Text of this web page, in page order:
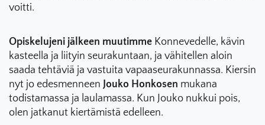
voitti.
Opiskelujeni jälkeen muutimme Konnevedelle, kävin
kasteella ja liityin seurakuntaan, ja vähitellen aloin
saada tehtäviä ja vastuita vapaaseurakunnassa. Kiersin
nyt jo edesmenneen Jouko Honkosen mukana
todistamassa ja laulamassa. Kun Jouko nukkui pois,
olen jatkanut kiertämistä edelleen.